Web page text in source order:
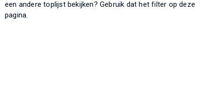
een andere toplijst bekijken? Gebruik dat het filter op deze
pagina.